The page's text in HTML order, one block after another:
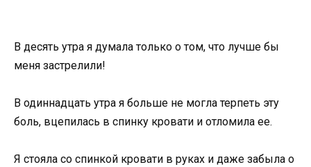
В десять утра я думала только о том, что лучше бы
меня застрелили!
В одиннадцать утра я больше не могла терпеть эту
боль, вцепилась в спинку кровати и отломила ее.
Я стояла со спинкой кровати в руках и даже забыла о